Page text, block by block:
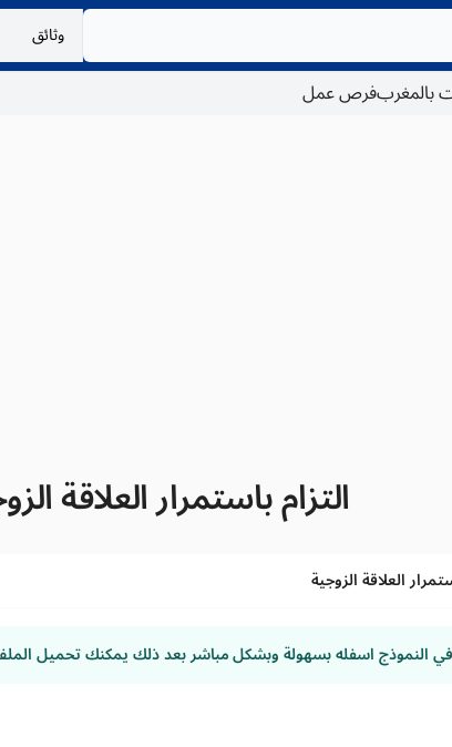
بالمغربفرص عمل
التزام باستمرار العلاقة
العلاقة الزوجية
النموذج اسفله بسهولة وبشكل مباشر بعد ذلك يمكنك تحميل